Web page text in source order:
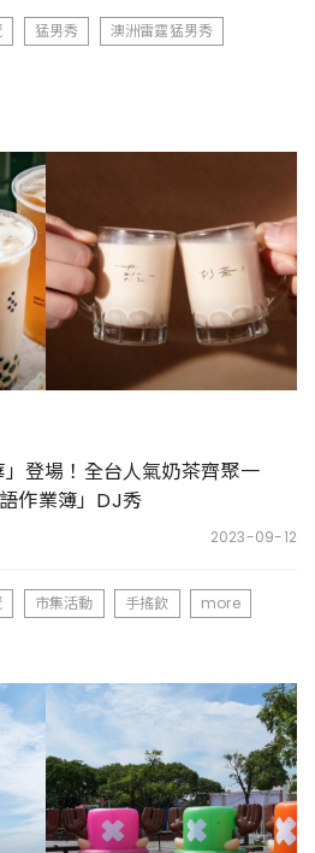
猛男秀
澳洲雷霆猛男秀
登場！全台人氣奶茶齊聚一
作業簿」DJ秀
2023-09-12
市集活動 手搖飲 more